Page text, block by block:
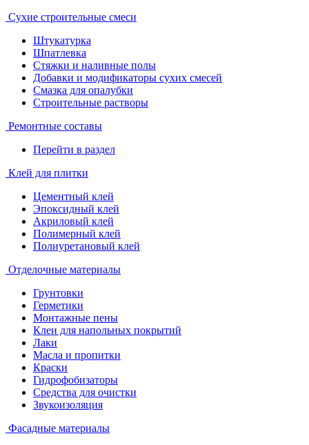
Сухие строительные смеси
Штукатурка
Шпатлевка
Стяжки и наливные полы
Добавки и модификаторы сухих смесей
Смазка для опалубки
Строительные растворы
Ремонтные составы
Перейти в раздел
Клей для плитки
Цементный клей
Эпоксидный клей
Акриловый клей
Полимерный клей
Полиуретановый клей
Отделочные материалы
Грунтовки
Герметики
Монтажные пены
Клеи для напольных покрытий
Лаки
Масла и пропитки
Краски
Гидрофобизаторы
Средства для очистки
Звукоизоляция
Фасадные материалы